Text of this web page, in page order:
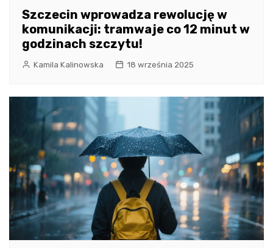
Szczecin wprowadza rewolucję w
komunikacji: tramwaje co 12 minut w
godzinach szczytu!
Kamila Kalinowska 18 września 2025